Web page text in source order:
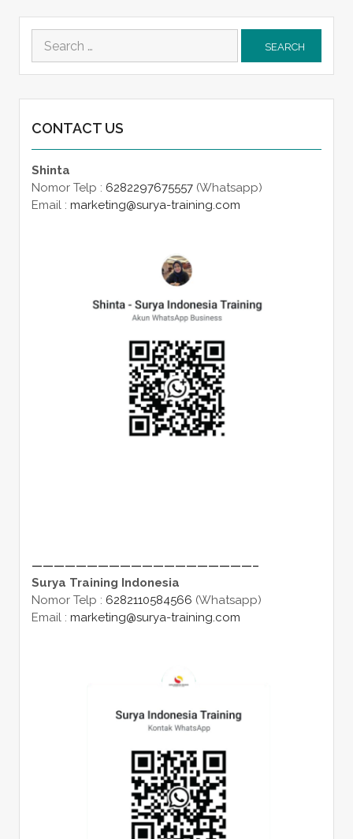
for:
CONTACT US
Shinta
Nomor Telp : 6282297675557(Whatsapp)
Email : marketing@surya-training.com
————————————————————–
Surya Training Indonesia
Nomor Telp : 6282110584566 (Whatsapp)
Email : marketing@surya-training.com